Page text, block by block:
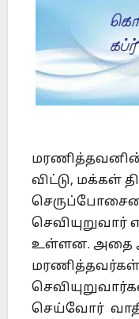
விட்டு, மக்கள்
உள்ளன. அதை
செய்வோர்